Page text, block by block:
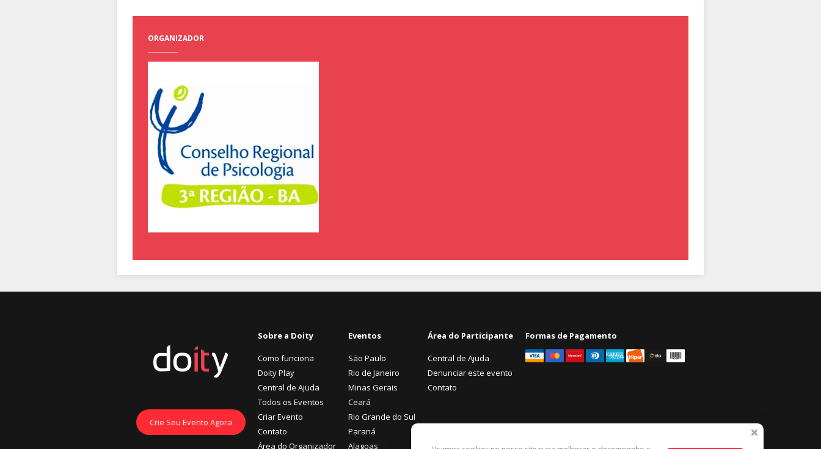
ORGANIZADOR
Crie Seu Evento Agora
Sobre a Doity
Como funciona
Doity Play
Central de Ajuda
Todos os Eventos
Criar Evento
Contato
Área do Organizador
Eventos
São Paulo
Rio de Janeiro
Minas Gerais
Ceará
Rio Grande do Sul
Paraná
Alagoas
Área do Participante
Central de Ajuda
Denunciar este evento
Contato
Formas de Pagamento